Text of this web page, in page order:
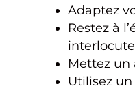
Adaptez
Restez à
Mettez un
Utilisez